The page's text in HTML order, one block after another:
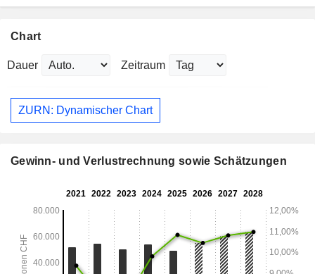
Chart
Dauer Zeitraum
ZURN: Dynamischer Chart
Gewinn- und Verlustrechnung sowie Schätzungen